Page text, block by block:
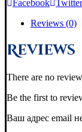
Facebook Twitter
Reviews (0)
Reviews
There are no
Be the first to
Ваш адрес email